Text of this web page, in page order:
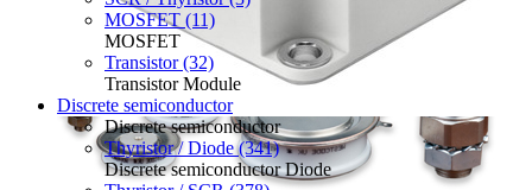
MOSFET (11)
MOSFET
Transistor (32)
Transistor Module
Discrete semiconductor
Discrete semiconductor
Thyristor / Diode (341)
Discrete semiconductor Diode